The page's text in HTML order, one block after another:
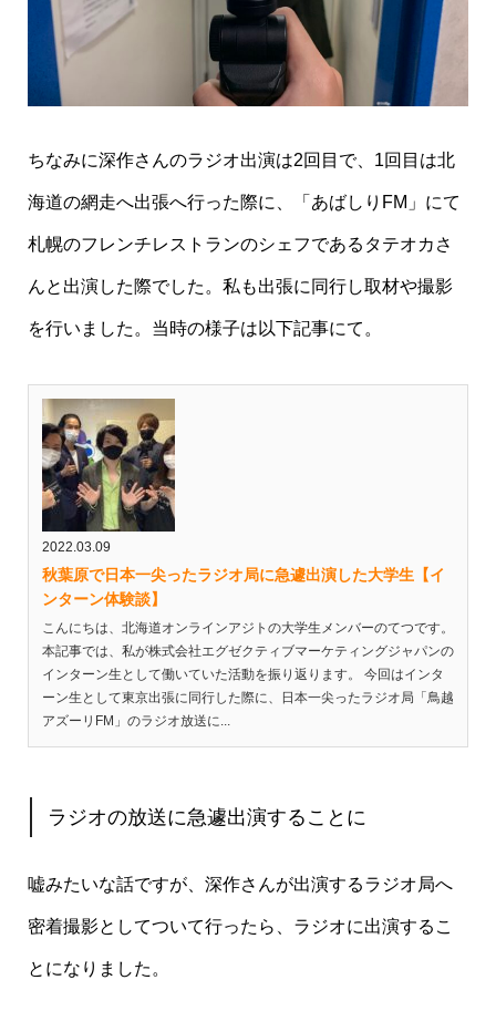
ちなみに深作さんのラジオ出演は2回目で、1回目は北
海道の網走へ出張へ行った際に、「あばしりFM」にて
札幌のフレンチレストランのシェフであるタテオカさ
んと出演した際でした。私も出張に同行し取材や撮影
を行いました。当時の様子は以下記事にて。
2022.03.09
秋葉原で日本一尖ったラジオ局に急遽出演した大学生【イ
ンターン体験談】
こんにちは、北海道オンラインアジトの大学生メンバーのてつです。
本記事では、私が株式会社エグゼクティブマーケティングジャパンの
インターン生として働いていた活動を振り返ります。 今回はインタ
ーン生として東京出張に同行した際に、日本一尖ったラジオ局「鳥越
アズーリFM」のラジオ放送に...
ラジオの放送に急遽出演することに
嘘みたいな話ですが、深作さんが出演するラジオ局へ
密着撮影としてついて行ったら、ラジオに出演するこ
とになりました。